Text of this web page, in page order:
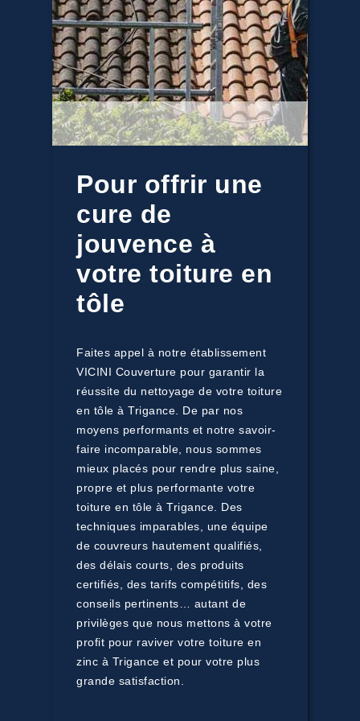
Pour offrir une
cure de
jouvence à
votre toiture en
tôle
Faites appel à notre établissement
VICINI Couverture pour garantir la
réussite du nettoyage de votre toiture
en tôle à Trigance. De par nos
moyens performants et notre savoir-
faire incomparable, nous sommes
mieux placés pour rendre plus saine,
propre et plus performante votre
toiture en tôle à Trigance. Des
techniques imparables, une équipe
de couvreurs hautement qualifiés,
des délais courts, des produits
certifiés, des tarifs compétitifs, des
conseils pertinents… autant de
privilèges que nous mettons à votre
profit pour raviver votre toiture en
zinc à Trigance et pour votre plus
grande satisfaction.